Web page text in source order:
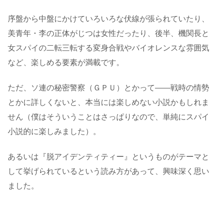
序盤から中盤にかけていろいろな伏線が張られていたり、
美青年・李の正体がじつは女性だったり、後半、機関長と
女スパイの二転三転する変身合戦やバイオレンスな雰囲気
など、楽しめる要素が満載です。
ただ、ソ連の秘密警察（ＧＰＵ）とかって――戦時の情勢
とかに詳しくないと、本当には楽しめない小説かもしれま
せん（僕はそういうことはさっぱりなので、単純にスパイ
小説的に楽しみました）。
あるいは『脱アイデンティティー』というものがテーマと
して挙げられているという読み方があって、興味深く思い
ました。